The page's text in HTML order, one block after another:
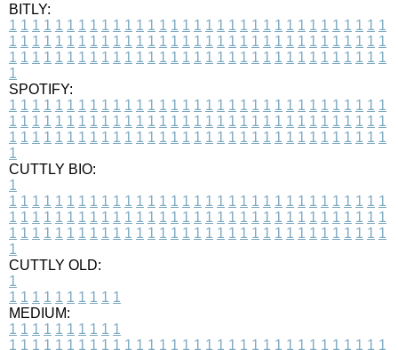
BITLY:
1 1 1 1 1 1 1 1 1 1 1 1 1 1 1 1 1 1 1 1 1 1 1 1 1 1 1 1 1 1 1 1 1
1 1 1 1 1 1 1 1 1 1 1 1 1 1 1 1 1 1 1 1 1 1 1 1 1 1 1 1 1 1 1 1 1
1 1 1 1 1 1 1 1 1 1 1 1 1 1 1 1 1 1 1 1 1 1 1 1 1 1 1 1 1 1 1 1 1
1
SPOTIFY:
1 1 1 1 1 1 1 1 1 1 1 1 1 1 1 1 1 1 1 1 1 1 1 1 1 1 1 1 1 1 1 1 1
1 1 1 1 1 1 1 1 1 1 1 1 1 1 1 1 1 1 1 1 1 1 1 1 1 1 1 1 1 1 1 1 1
1 1 1 1 1 1 1 1 1 1 1 1 1 1 1 1 1 1 1 1 1 1 1 1 1 1 1 1 1 1 1 1 1
1
CUTTLY BIO:
1
1 1 1 1 1 1 1 1 1 1 1 1 1 1 1 1 1 1 1 1 1 1 1 1 1 1 1 1 1 1 1 1 1
1 1 1 1 1 1 1 1 1 1 1 1 1 1 1 1 1 1 1 1 1 1 1 1 1 1 1 1 1 1 1 1 1
1 1 1 1 1 1 1 1 1 1 1 1 1 1 1 1 1 1 1 1 1 1 1 1 1 1 1 1 1 1 1 1 1
1
CUTTLY OLD:
1
1 1 1 1 1 1 1 1 1 1
MEDIUM:
1 1 1 1 1 1 1 1 1 1
1 1 1 1 1 1 1 1 1 1 1 1 1 1 1 1 1 1 1 1 1 1 1 1 1 1 1 1 1 1 1 1 1